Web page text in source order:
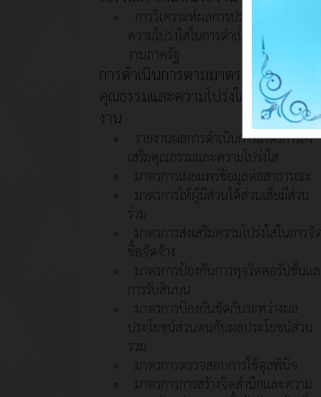
การวิเคราะห์ผลการประเมินคุณธรรม
ความโปร่งใสในการดำเนินงานของหน่วย
งานภาครัฐ
การดำเนินการตามมาตรการส่งเสริม
คุณธรรมและความโปร่งใสภายในหน่วย
งาน
รายงานผลการดำเนินการมาตรการส่ง
เสริมคุณธรรมและความโปร่งใส
มาตรการเผยแพร่ข้อมูลต่อสาธารณะ
มาตรการให้ผู้มีส่วนได้ส่วนเสียมีส่วน
ร่วม
มาตรการส่งเสริมความโปร่งใสในการจัด
ซื้อจัดจ้าง
มาตรการป้องกันการทุจริตคอรัปชั่นและ
การรับสินบน
มาตรการป้องกันขัดกันระหว่างผล
ประโยชน์ส่วนตนกับผลประโยชน์ส่วน
รวม
มาตรการตรวจสอบการใช้ดุลพินิจ
มาตรการการสร้างจิตสำนึกและความ